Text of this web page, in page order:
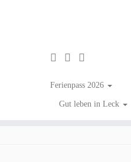
Ferienpass 2026
Gut leben in Leck